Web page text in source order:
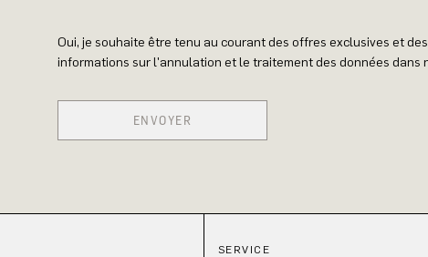
Oui, je souhaite être tenu au courant des offres exclusives et
informations sur l'annulation et le traitement des données dans
ENVOYER
SERVICE